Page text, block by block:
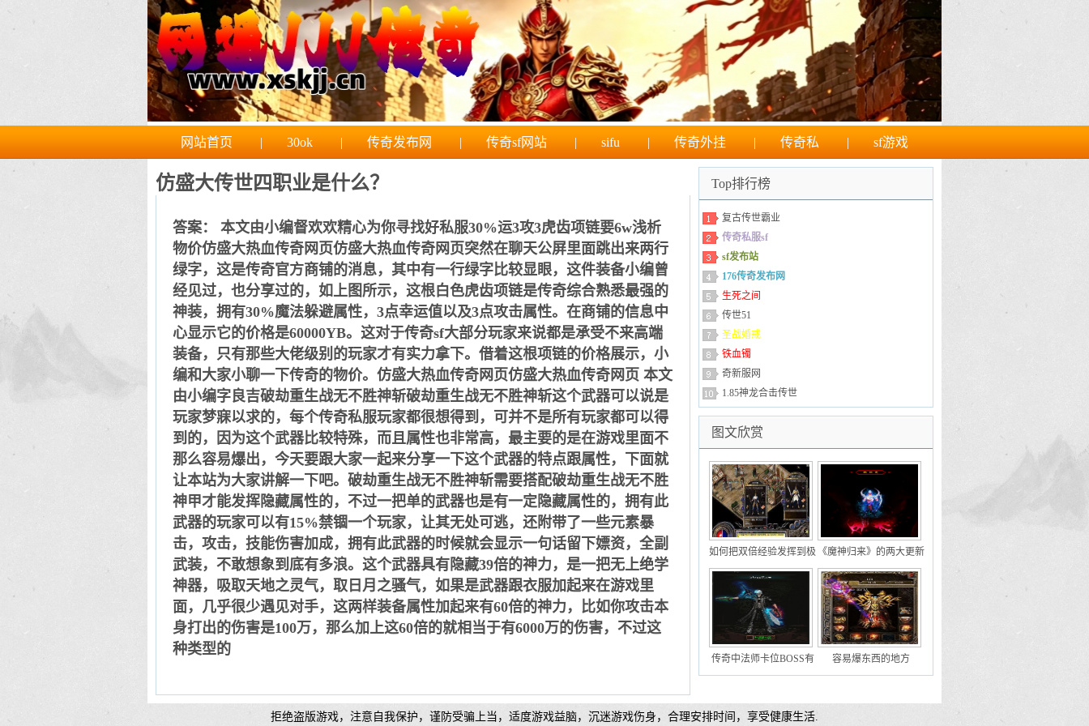
网站首页 | 30ok | 传奇发布网 | 传奇sf网站 | sifu | 传奇外挂 | 传奇私 | sf游戏
仿盛大传世四职业是什么？
答案： 本文由小编督欢欢精心为你寻找好私服30%运3攻3虎齿项链要6w浅析
物价仿盛大热血传奇网页仿盛大热血传奇网页突然在聊天公屏里面跳出来两行
绿字，这是传奇官方商铺的消息，其中有一行绿字比较显眼，这件装备小编曾
经见过，也分享过的，如上图所示，这根白色虎齿项链是传奇综合熟悉最强的
神装，拥有30%魔法躲避属性，3点幸运值以及3点攻击属性。在商铺的信息中
心显示它的价格是60000YB。这对于传奇sf大部分玩家来说都是承受不来高端
装备，只有那些大佬级别的玩家才有实力拿下。借着这根项链的价格展示，小
编和大家小聊一下传奇的物价。仿盛大热血传奇网页仿盛大热血传奇网页 本文
由小编字良吉破劫重生战无不胜神斩破劫重生战无不胜神斩这个武器可以说是
玩家梦寐以求的，每个传奇私服玩家都很想得到，可并不是所有玩家都可以得
到的，因为这个武器比较特殊，而且属性也非常高，最主要的是在游戏里面不
那么容易爆出，今天要跟大家一起来分享一下这个武器的特点跟属性，下面就
让本站为大家讲解一下吧。破劫重生战无不胜神斩需要搭配破劫重生战无不胜
神甲才能发挥隐藏属性的，不过一把单的武器也是有一定隐藏属性的，拥有此
武器的玩家可以有15%禁锢一个玩家，让其无处可逃，还附带了一些元素暴
击，攻击，技能伤害加成，拥有此武器的时候就会显示一句话留下嫖资，全副
武装，不敢想象到底有多浪。这个武器具有隐藏39倍的神力，是一把无上绝学
神器，吸取天地之灵气，取日月之骚气，如果是武器跟衣服加起来在游戏里
面，几乎很少遇见对手，这两样装备属性加起来有60倍的神力，比如你攻击本
身打出的伤害是100万，那么加上这60倍的就相当于有6000万的伤害，不过这
种类型的
Top排行榜
复古传世霸业
传奇私服sf
sf发布站
176传奇发布网
生死之间
传世51
圣战婚戒
铁血镯
奇新服网
1.85神龙合击传世
图文欣赏
如何把双倍经验发挥到极
致
《魔神归来》的两大更新
一个喜忧参半另一个受欢
迎
传奇中法师卡位BOSS有
什么技巧呢
容易爆东西的地方
拒绝盗版游戏，注意自我保护，谨防受骗上当，适度游戏益脑，沉迷游戏伤身，合理安排时间，享受健康生活.